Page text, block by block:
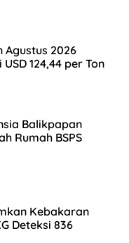
Agustus 2026
124,44 per Ton
Balikpapan
Rumah BSPS
Kebakaran
Deteksi 836